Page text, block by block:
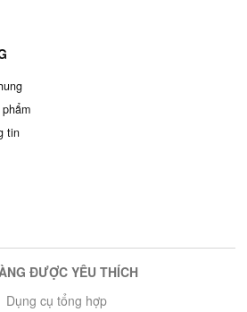
tin
ĐƯỢC YÊU THÍCH
Dụng cụ tổng hợp